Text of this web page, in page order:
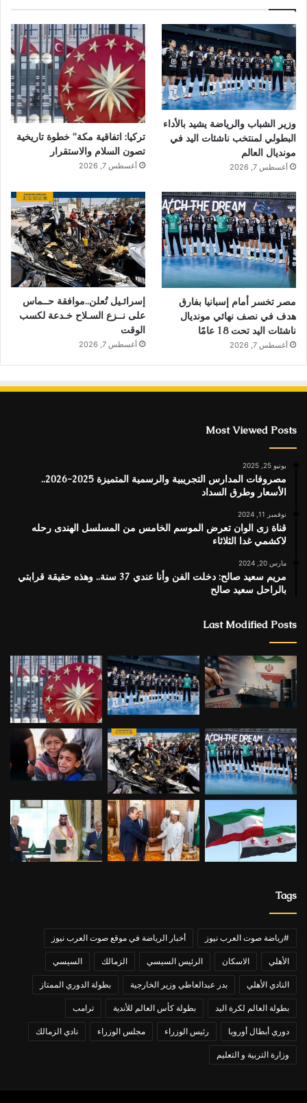
وزير الشباب والرياضة يشيد بالأداء
البطولي لمنتخب ناشئات اليد في
مونديال العالم
أغسطس 7, 2026
تركيا: اتفاقية مكة” خطوة تاريخية
تصون السلام والاستقرار
أغسطس 7, 2026
مصر تخسر أمام إسبانيا بفارق
هدف في نصف نهائي مونديال
ناشئات اليد تحت 18 عامًا
أغسطس 7, 2026
إسرائـيل تُعلن..موافقة حــماس
على نــزع السـلاح خـدعة لكسب
الوقت
أغسطس 7, 2026
Most Viewed Posts
يونيو 25, 2025
مصروفات المدارس التجريبية والرسمية المتميزة 2025-2026..
الأسعار وطرق السداد
نوفمبر 11, 2024
قناة زى الوان تعرض الموسم الخامس من المسلسل الهندى رحله
لاكشمي غدا الثلاثاء
مارس 20, 2024
مريم سعيد صالح: دخلت الفن وأنا عندي 37 سنة.. وهذه حقيقة قرابتي
بالراحل سعيد صالح
Last Modified Posts
Tags
#رياضة صوت العرب نيوز أخبار الرياضة في موقع صوت العرب نيوز
الأهلي الاسكان الرئيس السيسي الزمالك السيسي
النادي الأهلي بدر عبدالعاطي وزير الخارجية بطولة الدوري الممتاز
بطولة العالم لكرة اليد بطولة كأس العالم للأندية ترامب
دوري أبطال أوروبا رئيس الوزراء مجلس الوزراء نادي الزمالك
وزارة التربية و التعليم